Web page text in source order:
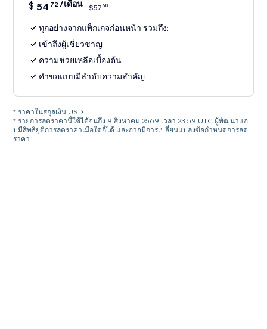
$ 54 72/เดือน $5760
ทุกอย่างจากแพ็กเกจก่อนหน้า รวมถึง:
เข้าถึงผู้เชี่ยวชาญ
ความช่วยเหลือเบื้องต้น
คำขอแบบมีลำดับความสำคัญ
* ราคาในสกุลเงิน USD
* รายการลดราคานี้ใช้ได้จนถึง 9 สิงหาคม 2569 เวลา 23:59 UTC ผู้พัฒนาแอ
ปมีสิทธิยุติการลดราคาเมื่อใดก็ได้ และอาจมีการเปลี่ยนแปลงข้อกำหนดการลด
ราคา